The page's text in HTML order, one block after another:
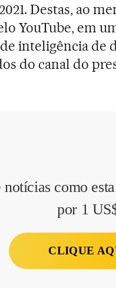
Destas, ao
YouTube, em
inteligência de
do canal do
como
por 1
CLIQUE